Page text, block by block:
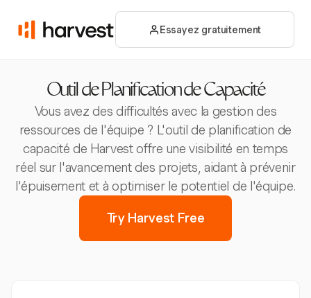
Essayez gratuitement
Outil de Planification de Capacité
Vous avez des difficultés avec la gestion des
ressources de l'équipe ? L'outil de planification de
capacité de Harvest offre une visibilité en temps
réel sur l'avancement des projets, aidant à prévenir
l'épuisement et à optimiser le potentiel de l'équipe.
Try Harvest Free